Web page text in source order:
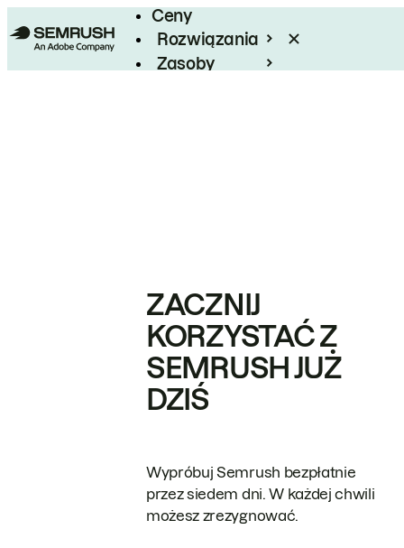
Ceny
Rozwiązania
Zasoby
ZACZNIJ
KORZYSTAĆ Z
SEMRUSH JUŻ
DZIŚ
Wypróbuj Semrush bezpłatnie
przez siedem dni. W każdej chwili
możesz zrezygnować.